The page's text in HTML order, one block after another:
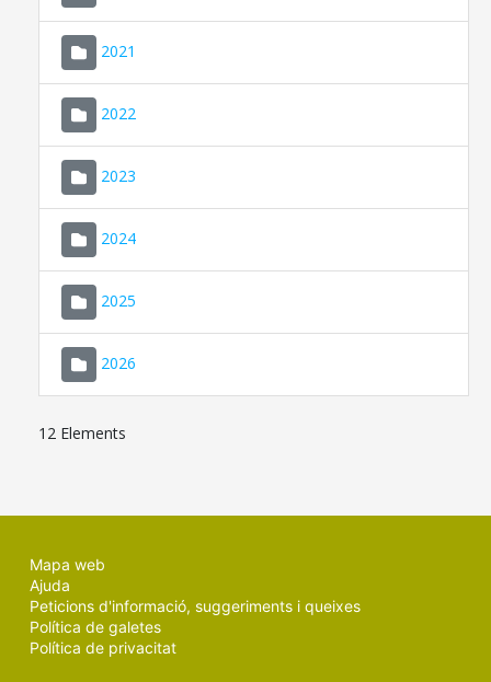
2021
2022
2023
2024
2025
2026
12 Elements
Mapa web
Ajuda
Peticions d'informació, suggeriments i queixes
Política de galetes
Política de privacitat